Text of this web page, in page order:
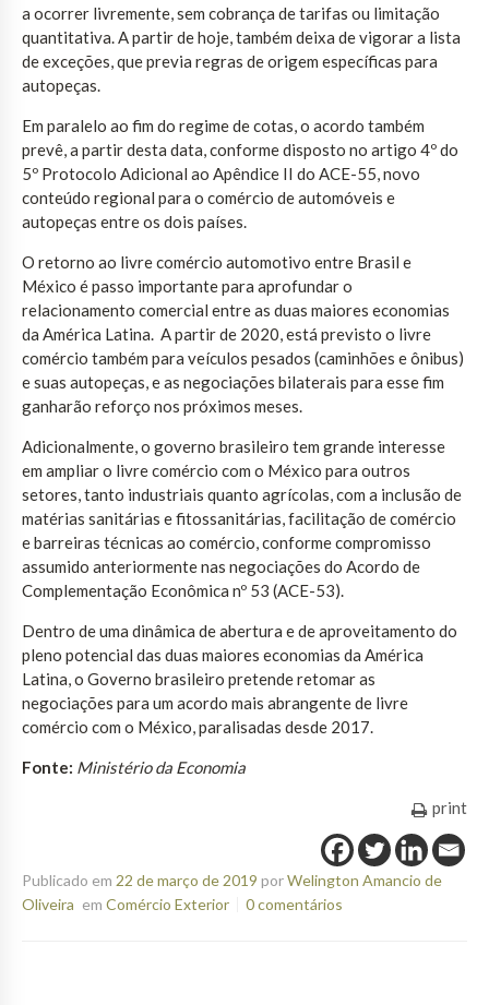
a ocorrer livremente, sem cobrança de tarifas ou limitação
quantitativa. A partir de hoje, também deixa de vigorar a lista
de exceções, que previa regras de origem específicas para
autopeças.
Em paralelo ao fim do regime de cotas, o acordo também
prevê, a partir desta data, conforme disposto no artigo 4º do
5º Protocolo Adicional ao Apêndice II do ACE-55, novo
conteúdo regional para o comércio de automóveis e
autopeças entre os dois países.
O retorno ao livre comércio automotivo entre Brasil e
México é passo importante para aprofundar o
relacionamento comercial entre as duas maiores economias
da América Latina. A partir de 2020, está previsto o livre
comércio também para veículos pesados (caminhões e ônibus)
e suas autopeças, e as negociações bilaterais para esse fim
ganharão reforço nos próximos meses.
Adicionalmente, o governo brasileiro tem grande interesse
em ampliar o livre comércio com o México para outros
setores, tanto industriais quanto agrícolas, com a inclusão de
matérias sanitárias e fitossanitárias, facilitação de comércio
e barreiras técnicas ao comércio, conforme compromisso
assumido anteriormente nas negociações do Acordo de
Complementação Econômica nº 53 (ACE-53).
Dentro de uma dinâmica de abertura e de aproveitamento do
pleno potencial das duas maiores economias da América
Latina, o Governo brasileiro pretende retomar as
negociações para um acordo mais abrangente de livre
comércio com o México, paralisadas desde 2017.
Fonte: Ministério da Economia
print
Publicado em 22 de março de 2019 porWelington Amancio de
Oliveira em Comércio Exterior 0 comentários